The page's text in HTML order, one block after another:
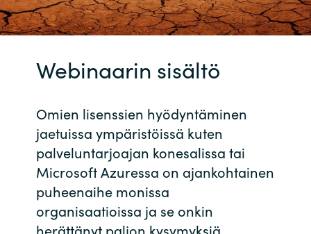
Bulgaria
Estonia
Finland
France
Germany
Ura Crayonilla
Kumppanit
Webinaarin sisältö
Omien lisenssien hyödyntäminen
jaetuissa ympäristöissä kuten
palveluntarjoajan konesalissa tai
Microsoft Azuressa on ajankohtainen
puheenaihe monissa
organisaatioissa ja se onkin
herättänyt paljon kysymyksiä